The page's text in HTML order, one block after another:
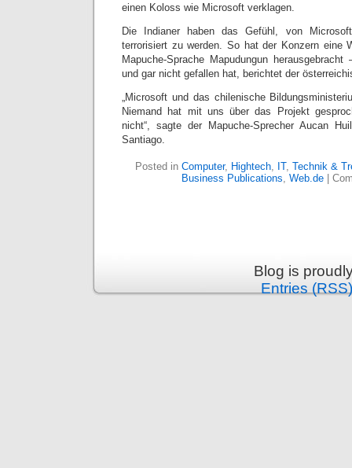
einen Koloss wie Microsoft verklagen.
Die Indianer haben das Gefühl, von
terrorisiert zu werden. So hat der Konzern eine
Mapuche-Sprache Mapudungun
und gar nicht gefallen hat, berichtet der
„Microsoft und das chilenische
Niemand hat mit uns über das Projekt
nicht“, sagte der Mapuche-Sprecher Aucan
Santiago.
Posted in Computer, Hightech, IT, Technik &
Business Publications, Web.de|
Blog is
Entries (RSS)